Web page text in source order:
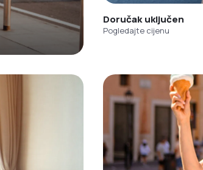
Doručak uključen
Pogledajte cijenu